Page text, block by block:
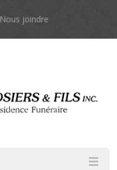
Nous joindre